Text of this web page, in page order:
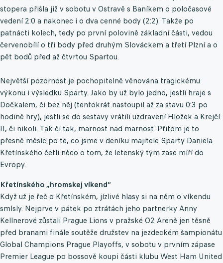
stopera přišla již v sobotu v Ostravě s Baníkem o poločasové
vedení 2:0 a nakonec i o dva cenné body (2:2). Takže po
patnácti kolech, tedy po první polovině základní části, vedou
červenobílí o tři body před druhým Slováckem a třetí Plzní a o
pět bodů před až čtvrtou Spartou.
Největší pozornost je pochopitelně věnována tragickému
výkonu i výsledku Sparty. Jako by už bylo jedno, jestli hraje s
Dočkalem, či bez něj (tentokrát nastoupil až za stavu 0:3 po
hodině hry), jestli se do sestavy vrátili uzdravení Hložek a Krejčí
II, či nikoli. Tak či tak, marnost nad marnost. Přitom je to
přesně měsíc po té, co jsme v deníku majitele Sparty Daniela
Křetínského četli něco o tom, že letenský tým zase míří do
Evropy.
Křetínského „hromskej víkend“
Když už je řeč o Křetínském, jízlivé hlasy si na něm o víkendu
smlsly. Nejprve v pátek po ztrátách jeho partnerky Anny
Kellnerové zůstali Prague Lions v pražské O2 Areně jen těsně
před branami finále soutěže družstev na jezdeckém šampionátu
Global Champions Prague Playoffs, v sobotu v prvním zápase
Premier League po bossově koupi části klubu West Ham United